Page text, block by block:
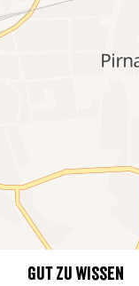
Gut zu wissen